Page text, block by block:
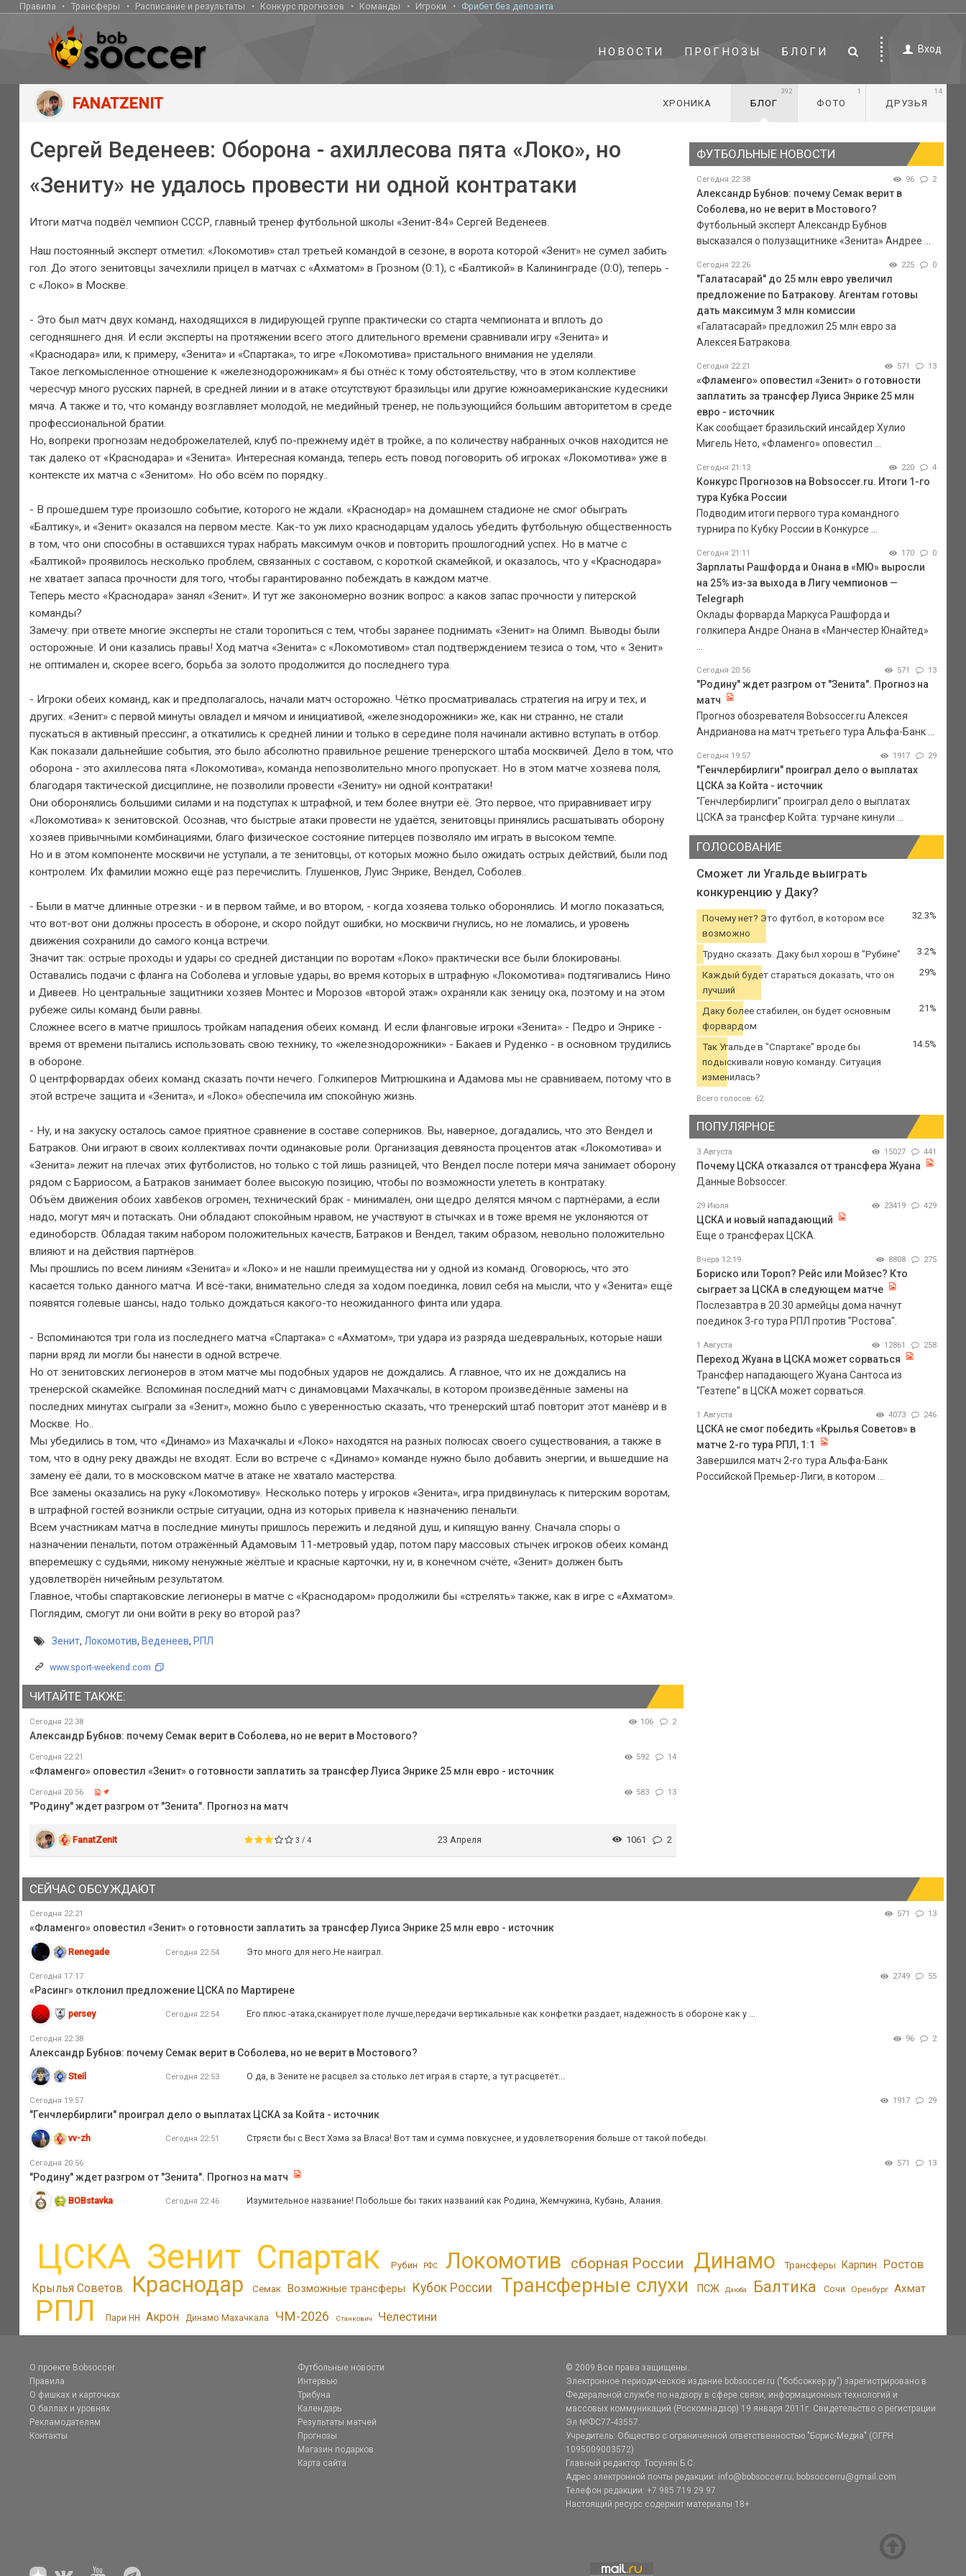
Правила Трансферы Расписание и результаты Конкурс прогнозов Команды Игроки Фрибет без депозита
НОВОСТИ ПРОГНОЗЫ БЛОГИ Вход
FANATZENIT ХРОНИКА БЛОГ
392
ФОТО
1
ДРУЗЬЯ
14
Сергей Веденеев: Оборона - ахиллесова пята «Локо», но
«Зениту» не удалось провести ни одной контратаки
Итоги матча подвёл чемпион СССР, главный тренер футбольной школы «Зенит-84» Сергей Веденеев.
Наш постоянный эксперт отметил: «Локомотив» стал третьей командой в сезоне, в ворота которой «Зенит» не сумел забить
гол. До этого зенитовцы зачехлили прицел в матчах с «Ахматом» в Грозном (0:1), с «Балтикой» в Калининграде (0:0), теперь -
с «Локо» в Москве.
- Это был матч двух команд, находящихся в лидирующей группе практически со старта чемпионата и вплоть до
сегодняшнего дня. И если эксперты на протяжении всего этого длительного времени сравнивали игру «Зенита» и
«Краснодара» или, к примеру, «Зенита» и «Спартака», то игре «Локомотива» пристального внимания не уделяли.
Такое легкомысленное отношение к «железнодорожникам» я бы отнёс к тому обстоятельству, что в этом коллективе
чересчур много русских парней, в средней линии и в атаке отсутствуют бразильцы или другие южноамериканские кудесники
мяча. А также и то, что команду возглавляет молодой, не медийный тренер, не пользующийся большим авторитетом в среде
профессиональной братии.
Но, вопреки прогнозам недоброжелателей, клуб по-прежнему идёт в тройке, а по количеству набранных очков находится не
так далеко от «Краснодара» и «Зенита». Интересная команда, теперь есть повод поговорить об игроках «Локомотива» уже в
контексте их матча с «Зенитом». Но обо всём по порядку..
- В прошедшем туре произошло событие, которого не ждали. «Краснодар» на домашнем стадионе не смог обыграть
«Балтику», и «Зенит» оказался на первом месте. Как-то уж лихо краснодарцам удалось убедить футбольную общественность
в том, что они способны в оставшихся турах набрать максимум очков и повторить прошлогодний успех. Но в матче с
«Балтикой» проявилось несколько проблем, связанных с составом, с короткой скамейкой, и оказалось, что у «Краснодара»
не хватает запаса прочности для того, чтобы гарантированно побеждать в каждом матче.
Теперь место «Краснодара» занял «Зенит». И тут же закономерно возник вопрос: а каков запас прочности у питерской
команды?
Замечу: при ответе многие эксперты не стали торопиться с тем, чтобы заранее поднимать «Зенит» на Олимп. Выводы были
осторожные. И они казались правы! Ход матча «Зенита» с «Локомотивом» стал подтверждением тезиса о том, что « Зенит»
не оптимален и, скорее всего, борьба за золото продолжится до последнего тура.
- Игроки обеих команд, как и предполагалось, начали матч осторожно. Чётко просматривалась стратегия на игру и тех, и
других. «Зенит» с первой минуты овладел и мячом и инициативой, «железнодорожники» же, как ни странно, не стали
пускаться в активный прессинг, а откатились к средней линии и только в середине поля начинали активно вступать в отбор.
Как показали дальнейшие события, это было абсолютно правильное решение тренерского штаба москвичей. Дело в том, что
оборона - это ахиллесова пята «Локомотива», команда непозволительно много пропускает. Но в этом матче хозяева поля,
благодаря тактической дисциплине, не позволили провести «Зениту» ни одной контратаки!
Они оборонялись большими силами и на подступах к штрафной, и тем более внутри её. Это первое, что приравнивает игру
«Локомотива» к зенитовской. Осознав, что быстрые атаки провести не удаётся, зенитовцы принялись расшатывать оборону
хозяев привычными комбинациями, благо физическое состояние питерцев позволяло им играть в высоком темпе.
Но и в этом компоненте москвичи не уступали, а те зенитовцы, от которых можно было ожидать острых действий, были под
контролем. Их фамилии можно ещё раз перечислить. Глушенков, Луис Энрике, Вендел, Соболев..
- Были в матче длинные отрезки - и в первом тайме, и во втором, - когда хозяева только оборонялись. И могло показаться,
что вот-вот они должны просесть в обороне, и скоро пойдут ошибки, но москвичи гнулись, но не ломались, и уровень
движения сохранили до самого конца встречи.
Значит так: острые проходы и удары со средней дистанции по воротам «Локо» практически все были блокированы.
Оставались подачи с фланга на Соболева и угловые удары, во время которых в штрафную «Локомотива» подтягивались Нино
и Дивеев. Но центральные защитники хозяев Монтес и Морозов «второй этаж» охраняли как зеницу ока, поэтому и на этом
рубеже силы команд были равны.
Сложнее всего в матче пришлось тройкам нападения обеих команд. И если фланговые игроки «Зенита» - Педро и Энрике -
время от времени пытались использовать свою технику, то «железнодорожники» - Бакаев и Руденко - в основном трудились
в обороне.
О центрфорвардах обеих команд сказать почти нечего. Голкиперов Митрюшкина и Адамова мы не сравниваем, потому что в
этой встрече защита и «Зенита», и «Локо» обеспечила им спокойную жизнь.
- Ну, и на закуску осталось самое приятное сравнение в составе соперников. Вы, наверное, догадались, что это Вендел и
Батраков. Они играют в своих коллективах почти одинаковые роли. Организация девяноста процентов атак «Локомотива» и
«Зенита» лежит на плечах этих футболистов, но только с той лишь разницей, что Вендел после потери мяча занимает оборону
рядом с Барриосом, а Батраков занимает более высокую позицию, чтобы по возможности улететь в контратаку.
Объём движения обоих хавбеков огромен, технический брак - минимален, они щедро делятся мячом с партнёрами, а если
надо, могут мяч и потаскать. Они обладают спокойным нравом, не участвуют в стычках и в тоже время не уклоняются от
единоборств. Обладая таким набором положительных качеств, Батраков и Вендел, таким образом, невольно положительно
влияют и на действия партнёров.
Мы прошлись по всем линиям «Зенита» и «Локо» и не нашли преимущества ни у одной из команд. Оговорюсь, что это
касается только данного матча. И всё-таки, внимательно следя за ходом поединка, ловил себя на мысли, что у «Зенита» ещё
появятся голевые шансы, надо только дождаться какого-то неожиданного финта или удара.
- Вспоминаются три гола из последнего матча «Спартака» с «Ахматом», три удара из разряда шедевральных, которые наши
парни вряд ли могли бы нанести в одной встрече.
Но от зенитовских легионеров в этом матче мы подобных ударов не дождались. А главное, что их не дождались на
тренерской скамейке. Вспоминая последний матч с динамовцами Махачкалы, в котором произведённые замены на
последних минутах сыграли за «Зенит», можно было с уверенностью сказать, что тренерский штаб повторит этот манёвр и в
Москве. Но..
Мы убедились в том, что «Динамо» из Махачкалы и «Локо» находятся на разных полюсах своего существования, а также в
том, что в одну реку дважды не входят. Если во встрече с «Динамо» команде нужно было добавить энергии, и вышедшие на
замену её дали, то в московском матче в атаке не хватало мастерства.
Все замены оказались на руку «Локомотиву». Несколько потерь у игроков «Зенита», игра придвинулась к питерским воротам,
в штрафной гостей возникли острые ситуации, одна из которых привела к назначению пенальти.
Всем участникам матча в последние минуты пришлось пережить и ледяной душ, и кипящую ванну. Сначала споры о
назначении пенальти, потом отражённый Адамовым 11-метровый удар, потом пару массовых стычек игроков обеих команд
вперемешку с судьями, никому ненужные жёлтые и красные карточки, ну и, в конечном счёте, «Зенит» должен быть
удовлетворён ничейным результатом.
Главное, чтобы спартаковские легионеры в матче с «Краснодаром» продолжили бы «стрелять» также, как в игре с «Ахматом».
Поглядим, смогут ли они войти в реку во второй раз?
Зенит, Локомотив, Веденеев, РПЛ
www.sport-weekend.com
ЧИТАЙТЕ ТАКЖЕ:
Сегодня 22:38 106 2
Александр Бубнов: почему Семак верит в Соболева, но не верит в Мостового?
Сегодня 22:21 592 14
«Фламенго» оповестил «Зенит» о готовности заплатить за трансфер Луиса Энрике 25 млн евро - источник
Сегодня 20:56 583 13
"Родину" ждет разгром от "Зенита". Прогноз на матч
FanatZenit 3 / 4 23 Апреля 1061 2
ФУТБОЛЬНЫЕ НОВОСТИ
Сегодня 22:38 96 2
Александр Бубнов: почему Семак верит в
Соболева, но не верит в Мостового?
Футбольный эксперт Александр Бубнов
высказался о полузащитнике «Зенита» Андрее ...
Сегодня 22:26 225 0
"Галатасарай" до 25 млн евро увеличил
предложение по Батракову. Агентам готовы
дать максимум 3 млн комиссии
«Галатасарай» предложил 25 млн евро за
Алексея Батракова.
Сегодня 22:21 571 13
«Фламенго» оповестил «Зенит» о готовности
заплатить за трансфер Луиса Энрике 25 млн
евро - источник
Как сообщает бразильский инсайдер Хулио
Мигель Нето, «Фламенго» оповестил ...
Сегодня 21:13 220 4
Конкурс Прогнозов на Bobsoccer.ru. Итоги 1-го
тура Кубка России
Подводим итоги первого тура командного
турнира по Кубку России в Конкурсе ...
Сегодня 21:11 170 0
Зарплаты Рашфорда и Онана в «МЮ» выросли
на 25% из-за выхода в Лигу чемпионов —
Telegraph
Оклады форварда Маркуса Рашфорда и
голкипера Андре Онана в «Манчестер Юнайтед»
Сегодня 20:56 571 13
"Родину" ждет разгром от "Зенита". Прогноз на
матч
Прогноз обозревателя Bobsoccer.ru Алексея
Андрианова на матч третьего тура Альфа-Банк ...
Сегодня 19:57 1917 29
"Генчлербирлиги" проиграл дело о выплатах
ЦСКА за Койта - источник
"Генчлербирлиги" проиграл дело о выплатах
ЦСКА за трансфер Койта: турчане кинули ...
ГОЛОСОВАНИЕ
Сможет ли Угальде выиграть
конкуренцию у Даку?
Почему нет? Это футбол, в котором все
возможно
32.3%
Трудно сказать. Даку был хорош в "Рубине" 3.2%
Каждый будет стараться доказать, что он
лучший
29%
Даку более стабилен, он будет основным
форвардом
21%
Так Угальде в "Спартаке" вроде бы
подыскивали новую команду. Ситуация
изменилась?
14.5%
Всего голосов: 62
ПОПУЛЯРНОЕ
3 Августа 15027 441
Почему ЦСКА отказался от трансфера Жуана
Данные Bobsoccer.
29 Июля 23419 429
ЦСКА и новый нападающий
Еще о трансферах ЦСКА.
Вчера 12:19 8808 275
Бориско или Тороп? Рейс или Мойзес? Кто
сыграет за ЦСКА в следующем матче
Послезавтра в 20.30 армейцы дома начнут
поединок 3-го тура РПЛ против "Ростова".
1 Августа 12861 258
Переход Жуана в ЦСКА может сорваться
Трансфер нападающего Жуана Сантоса из
"Гезтепе" в ЦСКА может сорваться.
1 Августа 4073 246
ЦСКА не смог победить «Крылья Советов» в
матче 2-го тура РПЛ, 1:1
Завершился матч 2-го тура Альфа-Банк
Российской Премьер-Лиги, в котором ...
СЕЙЧАС ОБСУЖДАЮТ
Сегодня 22:21 571 13
«Фламенго» оповестил «Зенит» о готовности заплатить за трансфер Луиса Энрике 25 млн евро - источник
Renegade Сегодня 22:54 Это много для него.Не наиграл.
Сегодня 17:17 2749 55
«Расинг» отклонил предложение ЦСКА по Мартирене
persey Сегодня 22:54 Его плюс -атака,сканирует поле лучше,передачи вертикальные как конфетки раздает, надежность в обороне как у ...
Сегодня 22:38 96 2
Александр Бубнов: почему Семак верит в Соболева, но не верит в Мостового?
Steil Сегодня 22:53 О да, в Зените не расцвел за столько лет играя в старте, а тут расцветёт...
Сегодня 19:57 1917 29
"Генчлербирлиги" проиграл дело о выплатах ЦСКА за Койта - источник
vv-zh Сегодня 22:51 Стрясти бы с Вест Хэма за Власа! Вот там и сумма повкуснее, и удовлетворения больше от такой победы.
Сегодня 20:56 571 13
"Родину" ждет разгром от "Зенита". Прогноз на матч
BOBstavka Сегодня 22:46 Изумительное название! Побольше бы таких названий как Родина, Жемчужина, Кубань, Алания.
ЦСКА Зенит Спартак Рубин РФС Локомотив сборная России Динамо Трансферы Карпин Ростов
Крылья Советов Краснодар Семак Возможные трансферы Кубок России Трансферные слухи ПСЖ Дзюба Балтика Сочи Оренбург Ахмат
РПЛ Пари НН Акрон Динамо Махачкала ЧМ-2026 Станкович Челестини
О проекте Bobsoccer
Правила
О фишках и карточках
О баллах и уровнях
Рекламодателям
Контакты
Футбольные новости
Интервью
Трибуна
Календарь
Результаты матчей
Прогнозы
Магазин подарков
Карта сайта
© 2009 Все права защищены.
Электронное периодическое издание bobsoccer.ru ("бобсоккер.ру") зарегистрировано в
Федеральной службе по надзору в сфере связи, информационных технологий и
массовых коммуникаций (Роскомнадзор) 19 января 2011г. Свидетельство о регистрации
Эл №ФС77-43557.
Учредитель: Общество с ограниченной ответственностью "Борис-Медиа" (ОГРН
1095009003572)
Главный редактор: Тосунян Б.С.
Адрес электронной почты редакции: info@bobsoccer.ru; bobsoccerru@gmail.com
Телефон редакции: +7 985 719 29 97
Настоящий ресурс содержит материалы 18+